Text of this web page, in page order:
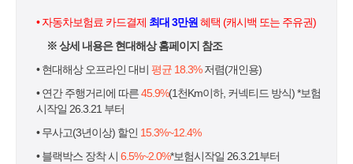
• 자동차보험료 카드결제 최대 3만원 혜택 (캐시백 또는 주유권)
※ 상세 내용은 현대해상 홈페이지 참조
• 현대해상 오프라인 대비 평균 18.3%저렴(개인용)
• 연간 주행거리에 따른45.9%(1천Km이하, 커넥티드 방식) *보험
시작일 26.3.21 부터
• 무사고(3년이상) 할인 15.3%~12.4%
• 블랙박스 장착 시 6.5%~2.0%*보험시작일 26.3.21부터